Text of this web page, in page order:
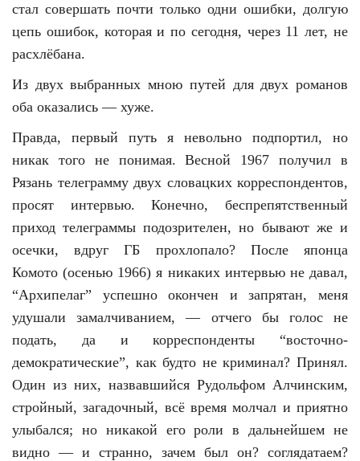
стал совершать почти только одни ошибки, долгую
цепь ошибок, которая и по сегодня, через 11 лет, не
расхлёбана.
Из двух выбранных мною путей для двух романов
оба оказались — хуже.
Правда, первый путь я невольно подпортил, но
никак того не понимая. Весной 1967 получил в
Рязань телеграмму двух словацких корреспондентов,
просят интервью. Конечно, беспрепятственный
приход телеграммы подозрителен, но бывают же и
осечки, вдруг ГБ прохлопало? После японца
Комото (осенью 1966) я никаких интервью не давал,
“Архипелаг” успешно окончен и запрятан, меня
удушали замалчиванием, — отчего бы голос не
подать, да и корреспонденты “восточно-
демократические”, как будто не криминал? Принял.
Один из них, назвавшийся Рудольфом Алчинским,
стройный, загадочный, всё время молчал и приятно
улыбался; но никакой его роли в дальнейшем не
видно — и странно, зачем был он? соглядатаем?